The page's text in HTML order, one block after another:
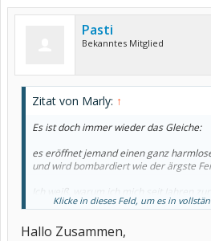
Pasti
Bekanntes Mitglied
Zitat von Marly: ↑
Es ist doch immer wieder das Gleiche:
es eröffnet jemand einen ganz
und wird bombardiert wie der ärgste
Ich weiß, warum ich mich seit Jahren
schon lange nicht mehr hier.
Klicke in dieses Feld, um es in
Hallo Zusammen,